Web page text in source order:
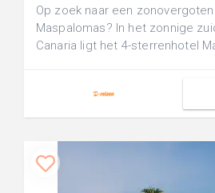
Op zoek naar een
Maspalomas? In het zonnige
Canaria ligt het 4-sterrenhotel